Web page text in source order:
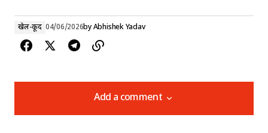
खेल-कूद 04/06/2026byAbhishek Yadav
Add a comment
Add a comment